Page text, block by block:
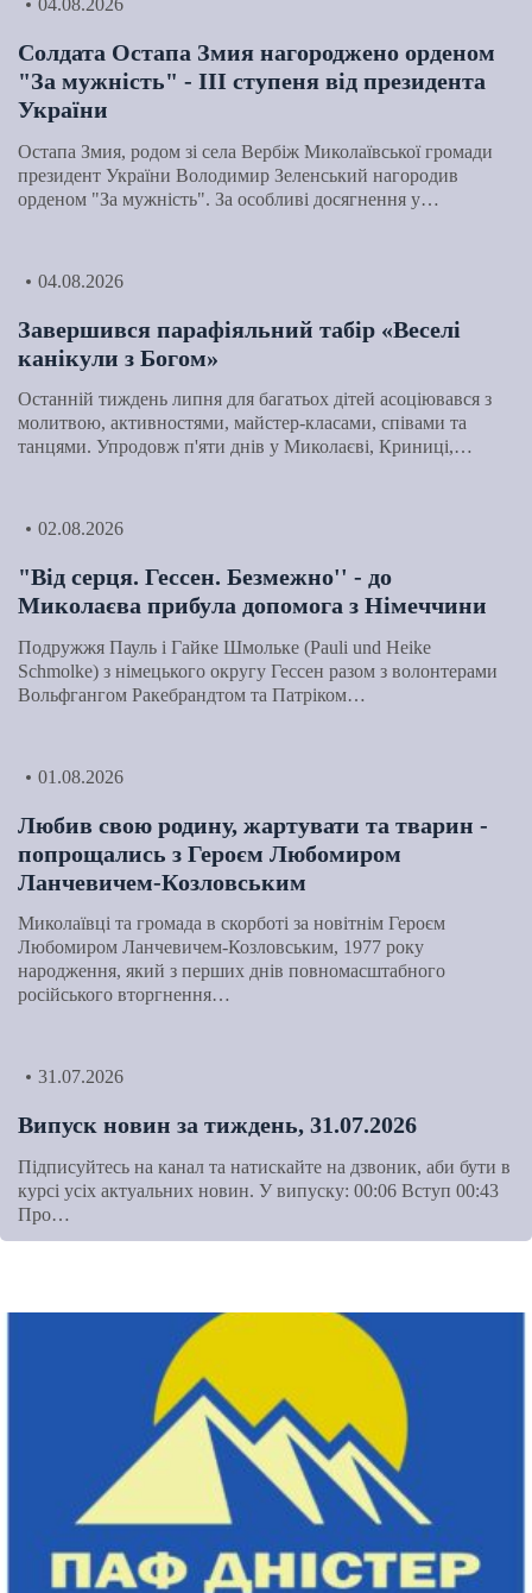
04.08.2026
Солдата Остапа Змия нагороджено орденом
"За мужність" - ІІІ ступеня від президента
України
Остапа Змия, родом зі села Вербіж Миколаївської громади
президент України Володимир Зеленський нагородив
орденом "За мужність". За особливі досягнення у…
04.08.2026
Завершився парафіяльний табір «Веселі
канікули з Богом»
Останній тиждень липня для багатьох дітей асоціювався з
молитвою, активностями, майстер-класами, співами та
танцями. Упродовж п'яти днів у Миколаєві, Криниці,…
02.08.2026
"Від серця. Гессен. Безмежно'' - до
Миколаєва прибула допомога з Німеччини
Подружжя Пауль і Гайке Шмольке (Pauli und Heike
Schmolke) з німецького округу Гессен разом з волонтерами
Вольфгангом Ракебрандтом та Патріком…
01.08.2026
Любив свою родину, жартувати та тварин -
попрощались з Героєм Любомиром
Ланчевичем-Козловським
Миколаївці та громада в скорботі за новітнім Героєм
Любомиром Ланчевичем-Козловським, 1977 року
народження, який з перших днів повномасштабного
російського вторгнення…
31.07.2026
Випуск новин за тиждень, 31.07.2026
Підписуйтесь на канал та натискайте на дзвоник, аби бути в
курсі усіх актуальних новин. У випуску: 00:06 Вступ 00:43
Про…